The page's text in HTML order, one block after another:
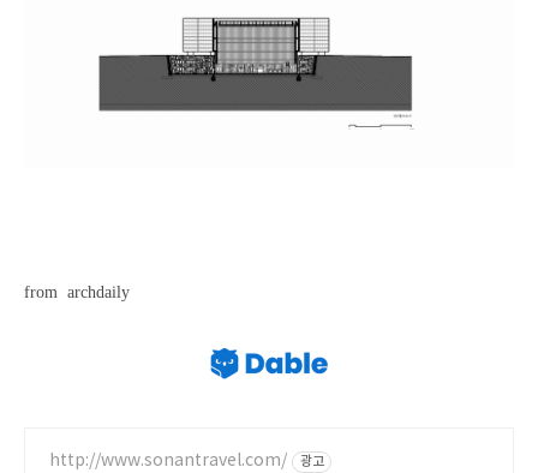
from archdaily
http://www.sonantravel.com/ 광고